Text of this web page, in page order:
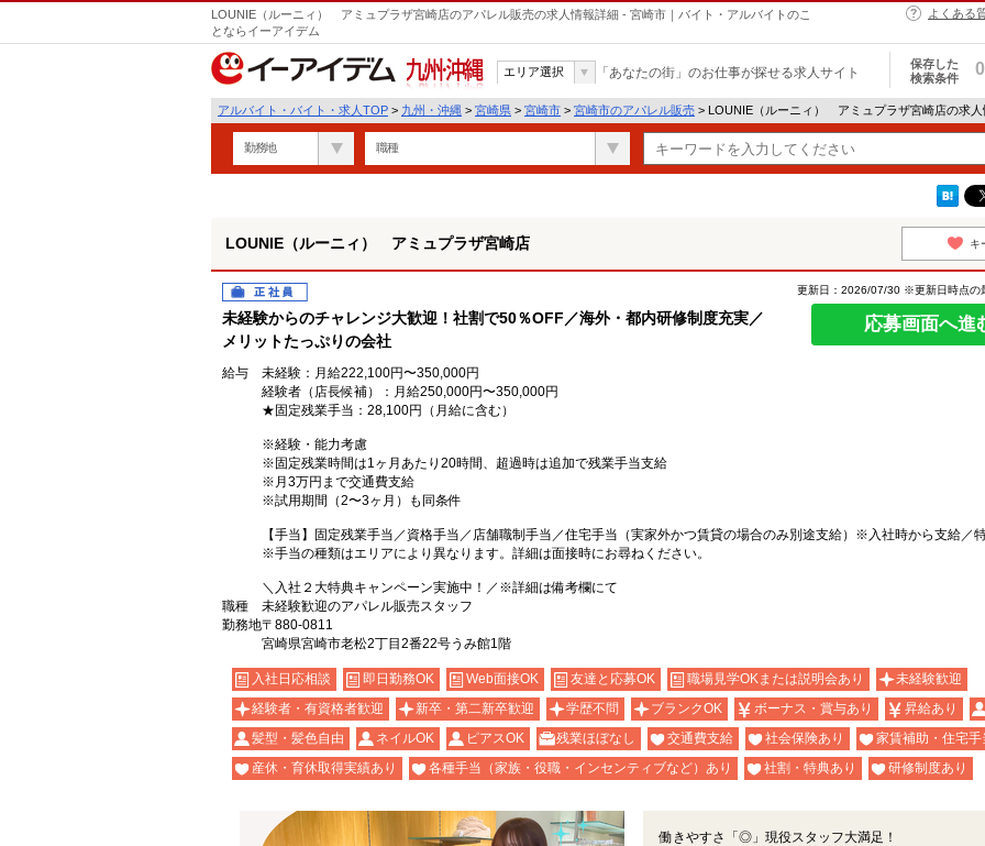
LOUNIE（ルーニィ） アミュプラザ宮崎店のアパレル販売の求人情報詳細 - 宮崎市｜バイト・アルバイトのこ
とならイーアイデム
よくある
九州・沖縄
エリア選択 「あなたの街」のお仕事が探せる求人サイト
保存した
検索条件
0
アルバイト・バイト・求人TOP > 九州・沖縄 > 宮崎県 > 宮崎市 > 宮崎市のアパレル販売 > LOUNIE（ルーニィ） アミュプラザ宮崎店の求人
勤務地 職種
LOUNIE（ルーニィ） アミュプラザ宮崎店 キ
正社員
未経験からのチャレンジ大歓迎！社割で50％OFF／海外・都内研修制度充実／
メリットたっぷりの会社
更新日：2026/07/30 ※更新日時点の
応募画面へ進
給与
未経験：月給222,100円〜350,000円
経験者（店長候補）：月給250,000円〜350,000円
★固定残業手当：28,100円（月給に含む）
※経験・能力考慮
※固定残業時間は1ヶ月あたり20時間、超過時は追加で残業手当支給
※月3万円まで交通費支給
※試用期間（2〜3ヶ月）も同条件
【手当】固定残業手当／資格手当／店舗職制手当／住宅手当（実家外かつ賃貸の場合のみ別途支給）※入社時から支給／
※手当の種類はエリアにより異なります。詳細は面接時にお尋ねください。
＼入社２大特典キャンペーン実施中！／※詳細は備考欄にて
職種
未経験歓迎のアパレル販売スタッフ
勤務地〒880-0811
宮崎県宮崎市老松2丁目2番22号うみ館1階
入社日応相談 即日勤務OK Web面接OK 友達と応募OK 職場見学OKまたは説明会あり
未経験歓迎
経験者・有資格者歓迎
新卒・第二新卒歓迎 学歴不問 ブランクOK ボーナス・賞与あり
昇給あり
髪型・髪色自由
ネイルOK ピアスOK 残業ほぼなし 交通費支給 社会保険あり
家賃補助・住宅手
産休・育休取得実績あり
各種手当（家族・役職・インセンティブなど）あり 社割・特典あり 研修制度あり
働きやすさ「◎」現役スタッフ大満足！